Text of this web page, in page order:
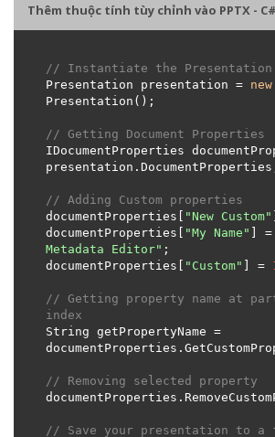
Thêm thuộc tính tùy chỉnh vào PPTX - C#
// Instantiate the Presentation
Presentation presentation = new
// Getting Document Properties
IDocumentProperties
// Adding Custom properties
documentProperties[
"New Custom"
documentProperties[
"My Name" ] =
Metadata Editor"
documentProperties[
"Custom" ] =
// Getting property name at
index
String getPropertyName =
// Removing selected property
// Save your presentation to